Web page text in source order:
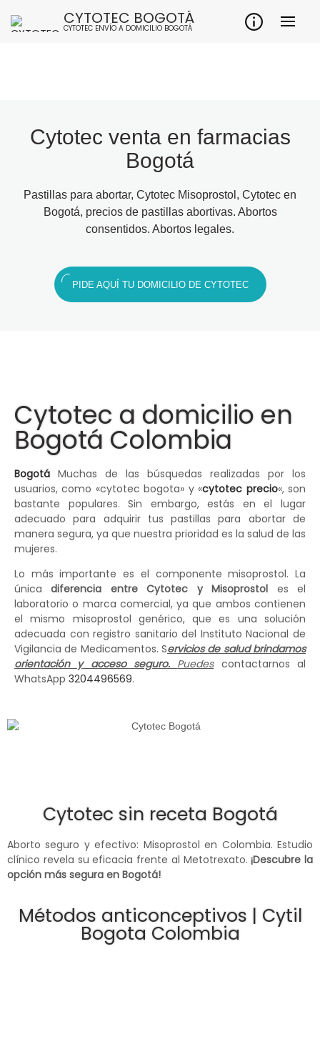
CYTOTEC BOGOTÁ
CYTOTEC ENVÍO A DOMICILIO BOGOTÁ
Cytotec venta en farmacias
Bogotá
Pastillas para abortar, Cytotec Misoprostol, Cytotec en
Bogotá, precios de pastillas abortivas. Abortos
consentidos. Abortos legales.
PIDE AQUÍ TU DOMICILIO DE CYTOTEC
Cytotec a domicilio en
Bogotá Colombia
Bogotá Muchas de las búsquedas realizadas por los
usuarios, como «cytotec bogota» y «cytotec precio«, son
bastante populares. Sin embargo, estás en el lugar
adecuado para adquirir tus pastillas para abortar de
manera segura, ya que nuestra prioridad es la salud de las
mujeres.
Lo más importante es el componente misoprostol. La
únicadiferencia entre Cytotec y Misoprostol es el
laboratorio o marca comercial, ya que ambos contienen
el mismo misoprostol genérico, que es una solución
adecuada con registro sanitario del Instituto Nacional de
Vigilancia de Medicamentos. Servicios de salud brindamos
orientación y acceso seguro. Puedescontactarnos al
WhatsApp 3204496569.
Cytotec sin receta Bogotá
Aborto seguro y efectivo: Misoprostol en Colombia. Estudio
clínico revela su eficacia frente al Metotrexato.¡Descubre la
opción más segura en Bogotá!
Métodos anticonceptivos | Cytil
Bogota Colombia